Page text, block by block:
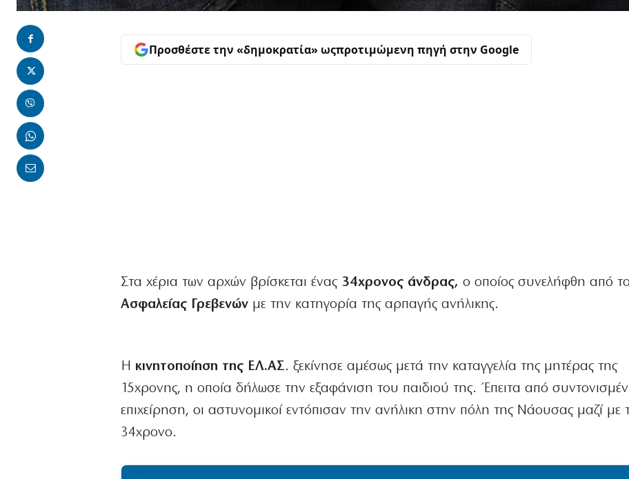
Προσθέστε την «δημοκρατία» ωςπροτιμώμενη πηγή στην Google
Στα χέρια των αρχών βρίσκεται ένας 34χρονος άνδρας, ο οποίος συνελήφθη από το
Ασφαλείας Γρεβενών με την κατηγορία της αρπαγής ανήλικης.
Η κινητοποίηση της ΕΛ.ΑΣ. ξεκίνησε αμέσως μετά την καταγγελία της μητέρας της
15χρονης, η οποία δήλωσε την εξαφάνιση του παιδιού της. Έπειτα από
επιχείρηση, οι αστυνομικοί εντόπισαν την ανήλικη στην πόλη της Νάουσας μαζί με
34χρονο.